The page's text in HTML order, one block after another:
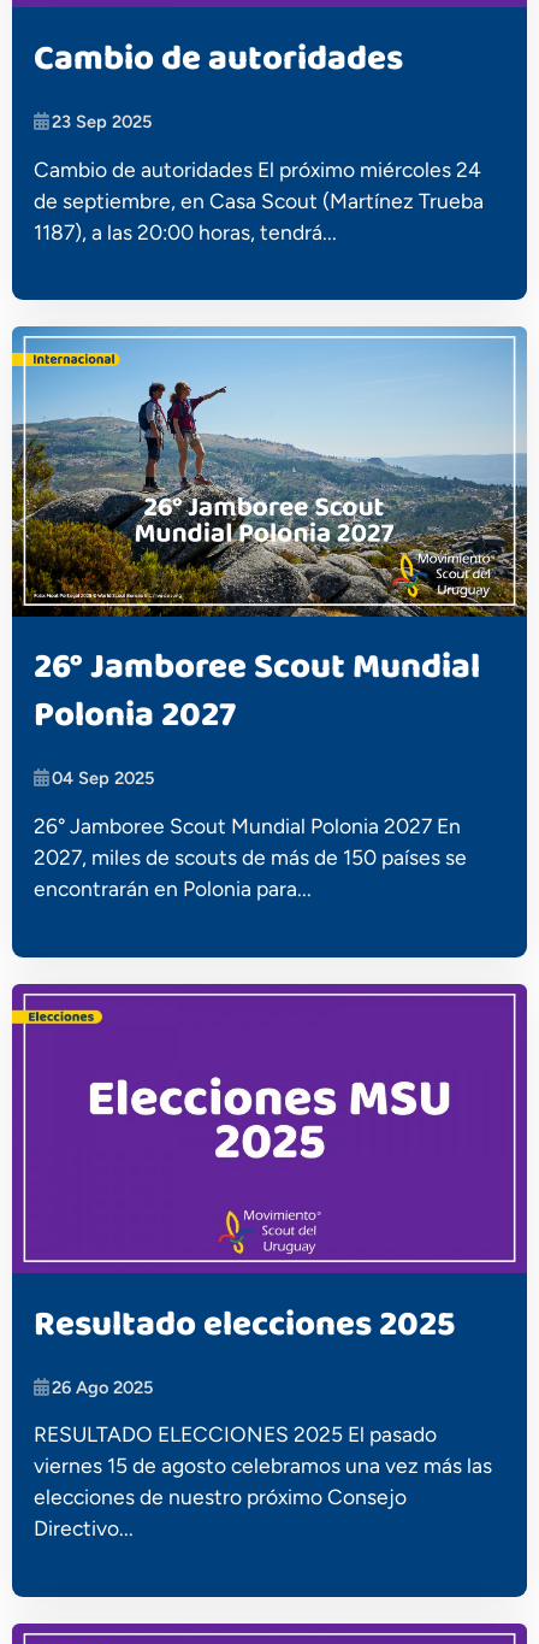
Cambio de autoridades
23 Sep 2025
Cambio de autoridades El próximo miércoles 24
de septiembre, en Casa Scout (Martínez Trueba
1187), a las 20:00 horas, tendrá...
26° Jamboree Scout Mundial
Polonia 2027
04 Sep 2025
26° Jamboree Scout Mundial Polonia 2027 En
2027, miles de scouts de más de 150 países se
encontrarán en Polonia para...
Resultado elecciones 2025
26 Ago 2025
RESULTADO ELECCIONES 2025 El pasado
viernes 15 de agosto celebramos una vez más las
elecciones de nuestro próximo Consejo
Directivo...